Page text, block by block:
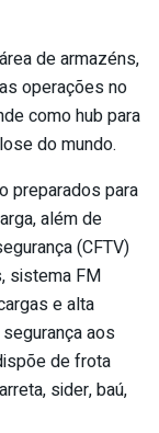
de armazéns,
operações no
como hub para
do mundo.
preparados para
além de
(CFTV)
sistema FM
e alta
aos
de frota
sider, baú,